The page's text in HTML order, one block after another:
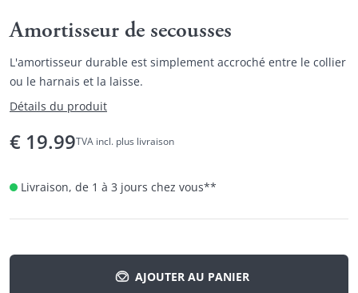
Amortisseur de secousses
L'amortisseur durable est simplement accroché entre le collier
ou le harnais et la laisse.
Détails du produit
€ 19.99TVA incl. plus livraison
Livraison, de 1 à 3 jours chez vous**
AJOUTER AU PANIER